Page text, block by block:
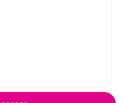
experiência é a que
ou parceiros é n
de compra e venda
representa a econ
mais de 7 milhões